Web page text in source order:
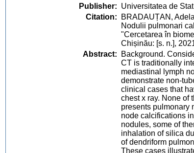
Publisher: Universitatea de
Citation:
BRADAUȚAN,
Nodulii pulmonari
"Cercetarea în
Chișinău: [s. n.],
Abstract:
Background.
CT is traditionally
mediastinal lymph
demonstrate non-
clinical cases that
chest x ray. None of
presents pulmonary
node calcifications
nodules, some of
inhalation of silica
of dendriform
These cases